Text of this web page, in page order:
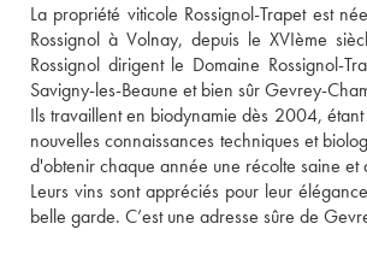
La propriété viticole Rossignol-Trapet est
Rossignol à Volnay, depuis le XVIème
Rossignol dirigent le Domaine Rossignol-
Savigny-les-Beaune et bien sûr Gevrey-
Ils travaillent en biodynamie dès 2004,
nouvelles connaissances techniques et
d'obtenir chaque année une récolte saine et
Leurs vins sont appréciés pour leur
belle garde. C’est une adresse sûre de